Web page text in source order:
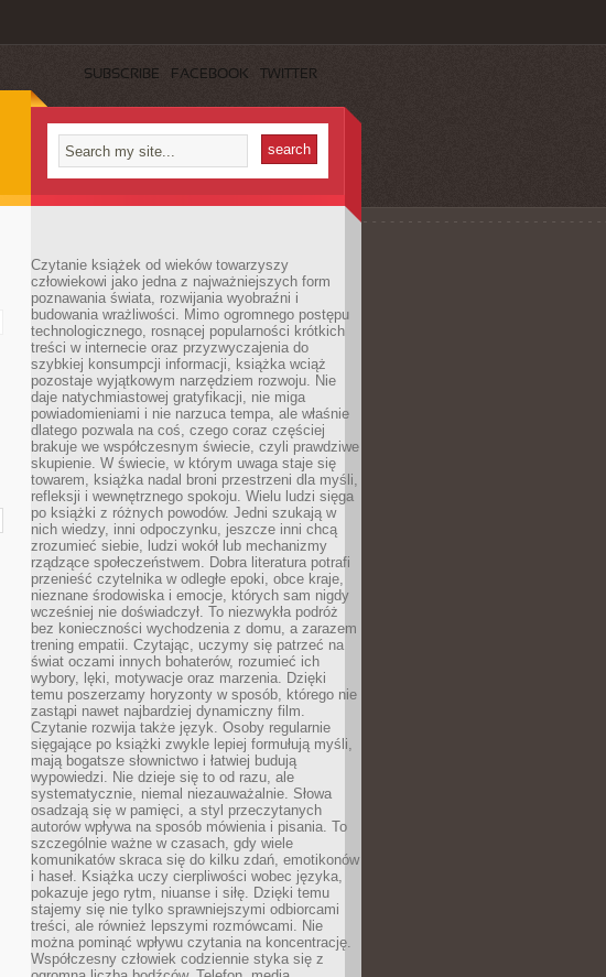
SUBSCRIBE FACEBOOK TWITTER
Czytanie książek od wieków towarzyszy
człowiekowi jako jedna z najważniejszych form
poznawania świata, rozwijania wyobraźni i
budowania wrażliwości. Mimo ogromnego postępu
technologicznego, rosnącej popularności krótkich
treści w internecie oraz przyzwyczajenia do
szybkiej konsumpcji informacji, książka wciąż
pozostaje wyjątkowym narzędziem rozwoju. Nie
daje natychmiastowej gratyfikacji, nie miga
powiadomieniami i nie narzuca tempa, ale właśnie
dlatego pozwala na coś, czego coraz częściej
brakuje we współczesnym świecie, czyli prawdziwe
skupienie. W świecie, w którym uwaga staje się
towarem, książka nadal broni przestrzeni dla myśli,
refleksji i wewnętrznego spokoju. Wielu ludzi sięga
po książki z różnych powodów. Jedni szukają w
nich wiedzy, inni odpoczynku, jeszcze inni chcą
zrozumieć siebie, ludzi wokół lub mechanizmy
rządzące społeczeństwem. Dobra literatura potrafi
przenieść czytelnika w odległe epoki, obce kraje,
nieznane środowiska i emocje, których sam nigdy
wcześniej nie doświadczył. To niezwykła podróż
bez konieczności wychodzenia z domu, a zarazem
trening empatii. Czytając, uczymy się patrzeć na
świat oczami innych bohaterów, rozumieć ich
wybory, lęki, motywacje oraz marzenia. Dzięki
temu poszerzamy horyzonty w sposób, którego nie
zastąpi nawet najbardziej dynamiczny film.
Czytanie rozwija także język. Osoby regularnie
sięgające po książki zwykle lepiej formułują myśli,
mają bogatsze słownictwo i łatwiej budują
wypowiedzi. Nie dzieje się to od razu, ale
systematycznie, niemal niezauważalnie. Słowa
osadzają się w pamięci, a styl przeczytanych
autorów wpływa na sposób mówienia i pisania. To
szczególnie ważne w czasach, gdy wiele
komunikatów skraca się do kilku zdań, emotikonów
i haseł. Książka uczy cierpliwości wobec języka,
pokazuje jego rytm, niuanse i siłę. Dzięki temu
stajemy się nie tylko sprawniejszymi odbiorcami
treści, ale również lepszymi rozmówcami. Nie
można pominąć wpływu czytania na koncentrację.
Współczesny człowiek codziennie styka się z